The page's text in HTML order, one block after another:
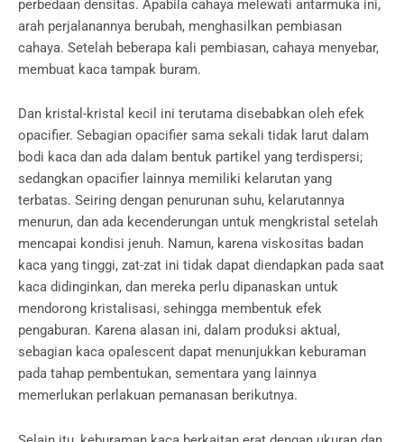
perbedaan densitas. Apabila cahaya melewati antarmuka ini,
arah perjalanannya berubah, menghasilkan pembiasan
cahaya. Setelah beberapa kali pembiasan, cahaya menyebar,
membuat kaca tampak buram.
Dan kristal-kristal kecil ini terutama disebabkan oleh efek
opacifier. Sebagian opacifier sama sekali tidak larut dalam
bodi kaca dan ada dalam bentuk partikel yang terdispersi;
sedangkan opacifier lainnya memiliki kelarutan yang
terbatas. Seiring dengan penurunan suhu, kelarutannya
menurun, dan ada kecenderungan untuk mengkristal setelah
mencapai kondisi jenuh. Namun, karena viskositas badan
kaca yang tinggi, zat-zat ini tidak dapat diendapkan pada saat
kaca didinginkan, dan mereka perlu dipanaskan untuk
mendorong kristalisasi, sehingga membentuk efek
pengaburan. Karena alasan ini, dalam produksi aktual,
sebagian kaca opalescent dapat menunjukkan keburaman
pada tahap pembentukan, sementara yang lainnya
memerlukan perlakuan pemanasan berikutnya.